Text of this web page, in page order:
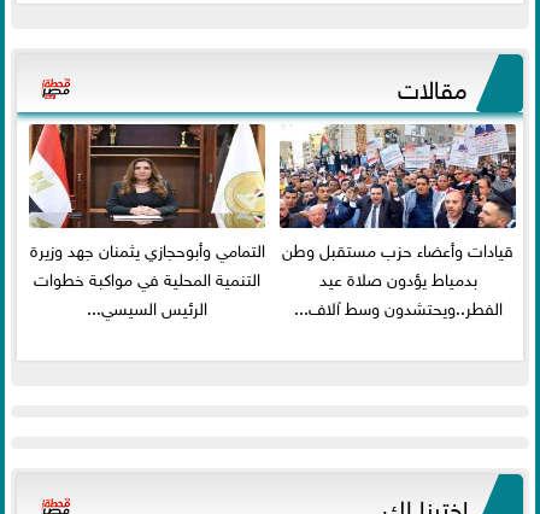
مقالات
قيادات وأعضاء حزب مستقبل وطن
بدمياط يؤدون صلاة عيد
الفطر..ويحتشدون وسط آلاف...
التمامي وأبوحجازي يثمنان جهد وزيرة
التنمية المحلية في مواكبة خطوات
الرئيس السيسي...
اخترنا لك